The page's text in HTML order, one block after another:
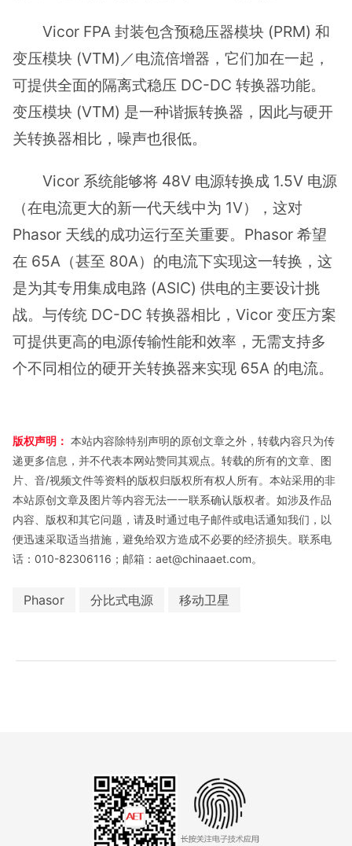
Vicor FPA 封装包含预稳压器模块 (PRM) 和
变压模块 (VTM)／电流倍增器，它们加在一起，
可提供全面的隔离式稳压 DC-DC 转换器功能。
变压模块 (VTM) 是一种谐振转换器，因此与硬开
关转换器相比，噪声也很低。
Vicor 系统能够将 48V 电源转换成 1.5V 电源
（在电流更大的新一代天线中为 1V），这对
Phasor 天线的成功运行至关重要。Phasor 希望
在 65A（甚至 80A）的电流下实现这一转换，这
是为其专用集成电路 (ASIC) 供电的主要设计挑
战。与传统 DC-DC 转换器相比，Vicor 变压方案
可提供更高的电源传输性能和效率，无需支持多
个不同相位的硬开关转换器来实现 65A 的电流。
版权声明： 本站内容除特别声明的原创文章之外，转载内容只为传
递更多信息，并不代表本网站赞同其观点。转载的所有的文章、图
片、音/视频文件等资料的版权归版权所有权人所有。本站采用的非
本站原创文章及图片等内容无法一一联系确认版权者。如涉及作品
内容、版权和其它问题，请及时通过电子邮件或电话通知我们，以
便迅速采取适当措施，避免给双方造成不必要的经济损失。联系电
话：010-82306116；邮箱：aet@chinaaet.com。
Phasor 分比式电源 移动卫星